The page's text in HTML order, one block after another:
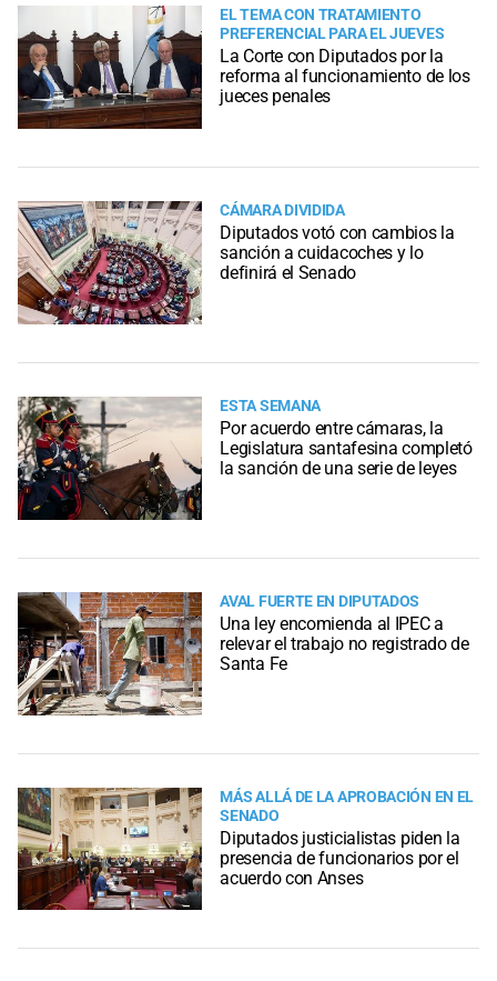
EL TEMA CON TRATAMIENTO
PREFERENCIAL PARA EL JUEVES
La Corte con Diputados por la
reforma al funcionamiento de los
jueces penales
CÁMARA DIVIDIDA
Diputados votó con cambios la
sanción a cuidacoches y lo
definirá el Senado
ESTA SEMANA
Por acuerdo entre cámaras, la
Legislatura santafesina completó
la sanción de una serie de leyes
AVAL FUERTE EN DIPUTADOS
Una ley encomienda al IPEC a
relevar el trabajo no registrado de
Santa Fe
MÁS ALLÁ DE LA APROBACIÓN EN EL
SENADO
Diputados justicialistas piden la
presencia de funcionarios por el
acuerdo con Anses